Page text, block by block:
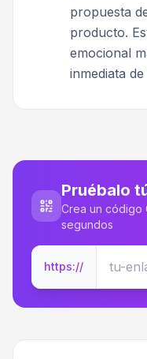
propuesta
producto.
emocional
inmediata
Pruébalo
Crea un código
segundos
https://